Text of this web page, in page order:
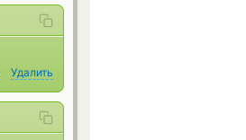
Удалить